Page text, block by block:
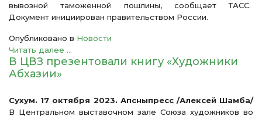
вывозной таможенной пошлины, сообщает ТАСС.
Документ инициирован правительством России.
Опубликовано в Новости
Читать далее ...
В ЦВЗ презентовали книгу «Художники
Абхазии»
Сухум. 17 октября 2023. Апсныпресс /Алексей Шамба/
В Центральном выставочном зале Союза художников во